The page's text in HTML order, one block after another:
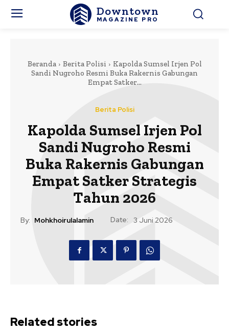
Downtown
MAGAZINE PRO
Beranda Berita Polisi
Kapolda Sumsel Irjen Pol
Sandi Nugroho Resmi Buka Rakernis Gabungan
Empat Satker...
Berita Polisi
Kapolda Sumsel Irjen Pol
Sandi Nugroho Resmi
Buka Rakernis Gabungan
Empat Satker Strategis
Tahun 2026
By: Mohkhoirulalamin Date: 3 Juni 2026
Related stories